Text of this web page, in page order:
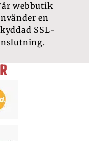
webbutik
en
SSL-